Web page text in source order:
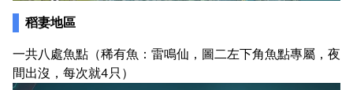
稻妻地區
一共八處魚點（稀有魚：雷鳴仙，圖二左下角魚點專屬，夜
間出沒，每次就4只）